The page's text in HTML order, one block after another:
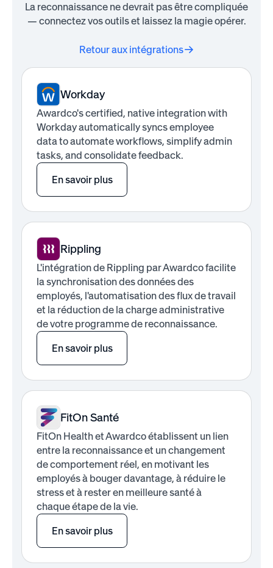
La reconnaissance ne devrait pas être compliquée
— connectez vos outils et laissez la magie opérer.
Retour aux intégrations
Workday
Awardco's certified, native integration with
Workday automatically syncs employee
data to automate workflows, simplify admin
tasks, and consolidate feedback.
En savoir plus
Rippling
L'intégration de Rippling par Awardco facilite
la synchronisation des données des
employés, l'automatisation des flux de travail
et la réduction de la charge administrative
de votre programme de reconnaissance.
En savoir plus
FitOn Santé
FitOn Health et Awardco établissent un lien
entre la reconnaissance et un changement
de comportement réel, en motivant les
employés à bouger davantage, à réduire le
stress et à rester en meilleure santé à
chaque étape de la vie.
En savoir plus